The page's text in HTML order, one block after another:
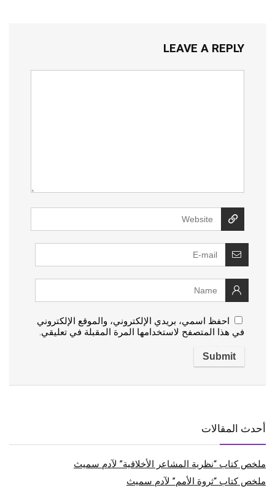
LEAVE A REPLY
احفظ اسمي، بريدي الإلكتروني، والموقع الإلكتروني
في هذا المتصفح لاستخدامها المرة المقبلة في تعليقي.
أحدث المقالات
ملخص كتاب “نظرية المشاعر الأخلاقية” لآدم سميث
ملخص كتاب “ثروة الأمم” لآدم سميث